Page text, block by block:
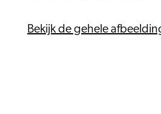
Bekijk de gehele